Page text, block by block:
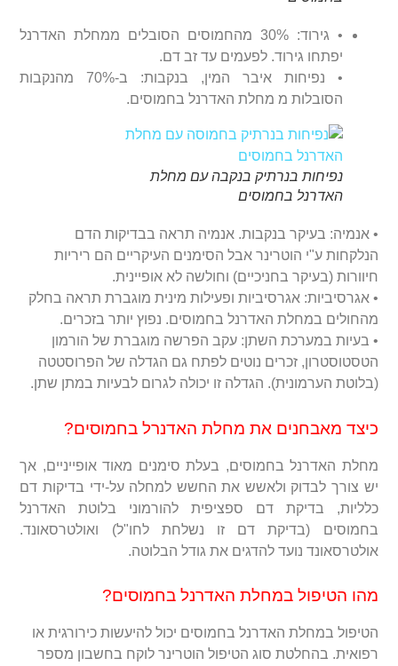
• גירוד: 30% מהחמוסים הסובלים ממחלת האדרנל
יפתחו גירוד. לפעמים עד זב דם.
• נפיחות איבר המין, בנקבות: ב-70% מהנקבות
הסובלות מ מחלת האדרנל בחמוסים.
נפיחות בנרתיק בנקבה עם מחלת
האדרנל בחמוסים
• אנמיה: בעיקר בנקבות. אנמיה תראה בבדיקות הדם
הנלקחות ע"י הוטרינר אבל הסימנים העיקריים הם ריריות
חיוורות (בעיקר בחניכיים) וחולשה לא אופיינית.
• אגרסיביות: אגרסיביות ופעילות מינית מוגברת תראה בחלק
מהחולים במחלת האדרנל בחמוסים. נפוץ יותר בזכרים.
• בעיות במערכת השתן: עקב הפרשה מוגברת של הורמון
הטסטוסטרון, זכרים נוטים לפתח גם הגדלה של הפרוסטטה
(בלוטת הערמונית). הגדלה זו יכולה לגרום לבעיות במתן שתן.
כיצד מאבחנים את מחלת האדנרל בחמוסים?
מחלת האדרנל בחמוסים, בעלת סימנים מאוד אופייניים, אך
יש צורך לבדוק ולאשש את החשש למחלה על-ידי בדיקות דם
כלליות, בדיקת דם ספציפית להורמוני בלוטת האדרנל
בחמוסים (בדיקת דם זו נשלחת לחו"ל) ואולטרסאונד.
אולטרסאונד נועד להדגים את גודל הבלוטה.
מהו הטיפול במחלת האדרנל בחמוסים?
הטיפול במחלת האדרנל בחמוסים יכול להיעשות כירורגית או
רפואית. בהחלטת סוג הטיפול הוטרינר לוקח בחשבון מספר